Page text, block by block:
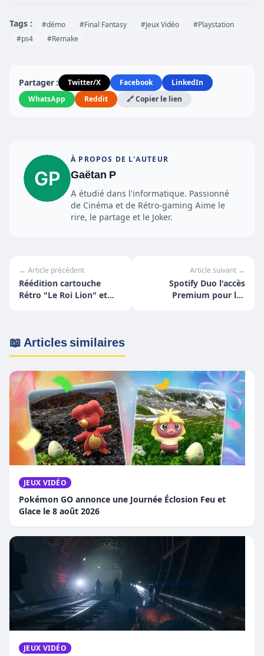
Tags : #démo #Final Fantasy #Jeux Vidéo
#Playstation
#ps4
#Remake
Partager : Twitter/X Facebook
LinkedIn
WhatsApp
Reddit 🔗 Copier le lien
À PROPOS DE L'AUTEUR
Gaëtan P
A étudié dans l'informatique. Passionné
de Cinéma et de Rétro-gaming Aime le
rire, le partage et le Joker.
← Article précédent
Réédition cartouche
Rétro "Le Roi Lion" et
Article suivant →
Spotify Duo l'accès
Premium pour les
📖 Articles similaires
JEUX VIDÉO
Pokémon GO annonce une Journée Éclosion Feu et
Glace le 8 août 2026
JEUX VIDÉO